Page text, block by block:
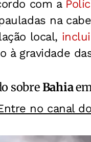
com a
na
local,
à gravidade
sobreBahia
no canal